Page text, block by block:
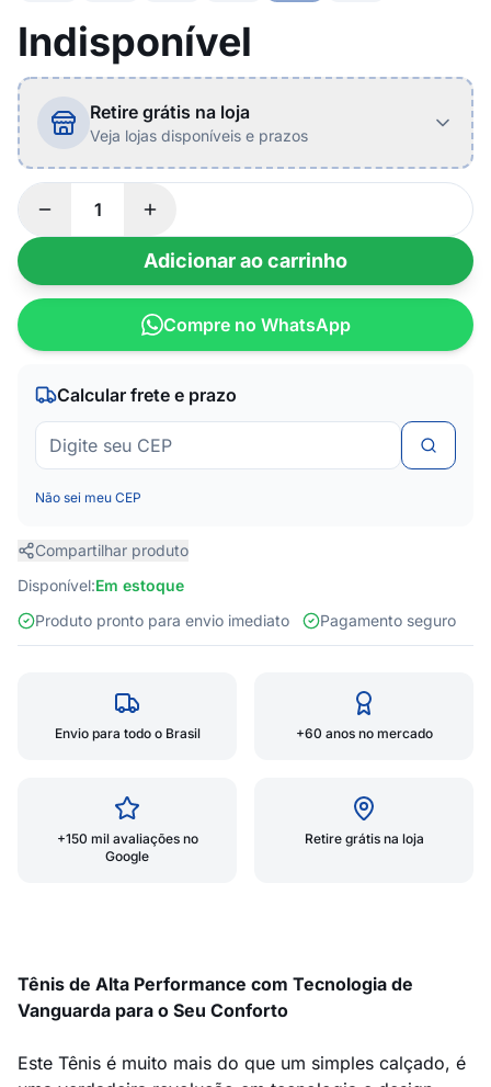
Indisponível
Retire grátis na loja
Veja lojas disponíveis e prazos
Adicionar ao carrinho
Compre no WhatsApp
Calcular frete e prazo
Não sei meu CEP
Compartilhar produto
Disponível:Em estoque
Produto pronto para envio imediato
Pagamento seguro
Envio para todo o Brasil +60 anos no mercado
+150 mil avaliações no
Google
Retire grátis na loja
Tênis de Alta Performance com Tecnologia de
Vanguarda para o Seu Conforto
Este Tênis é muito mais do que um simples calçado, é